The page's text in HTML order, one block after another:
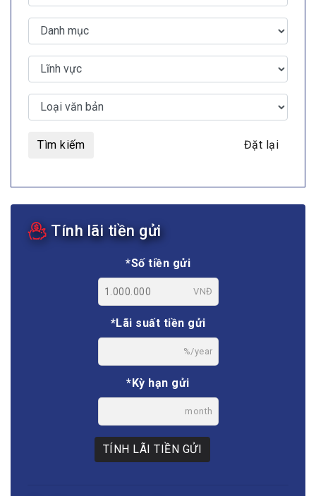
Tìm kiếm Đặt lại
Tính lãi tiền gửi
*Số tiền gửi
VNĐ
*Lãi suất tiền gửi
%/year
*Kỳ hạn gửi
month
TÍNH LÃI TIỀN GỬI